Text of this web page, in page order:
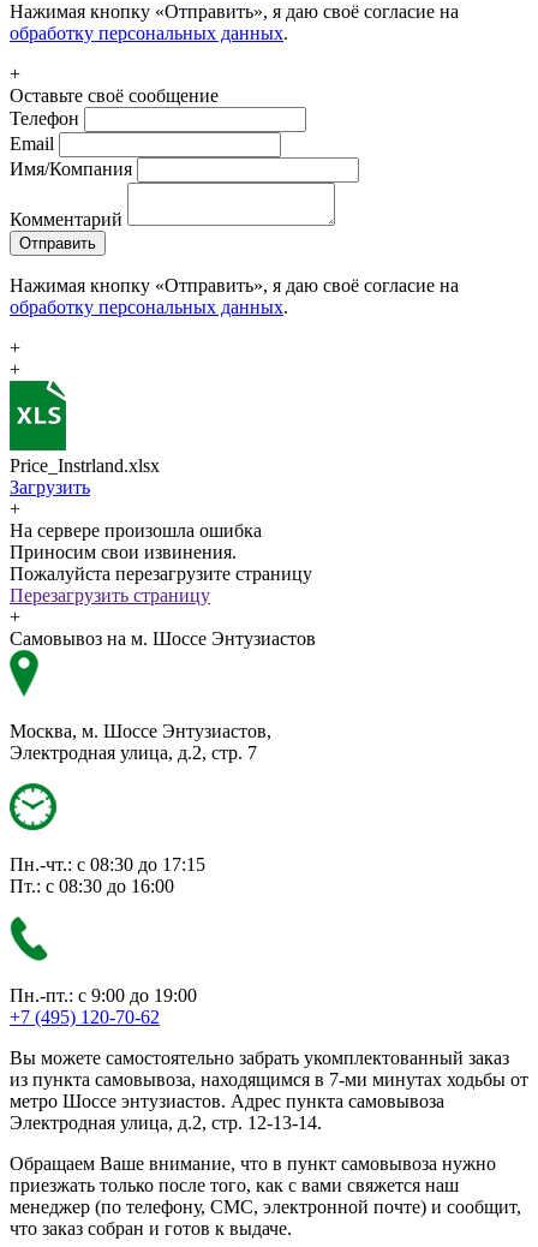
Нажимая кнопку «Отправить», я даю своё согласие на
обработку персональных данных.
+
Оставьте своё сообщение
Телефон
Email
Имя/Компания
Комментарий
Отправить
Нажимая кнопку «Отправить», я даю своё согласие на
обработку персональных данных.
+
+
Price_Instrland.xlsx
Загрузить
+
На сервере произошла ошибка
Приносим свои извинения.
Пожалуйста перезагрузите страницу
Перезагрузить страницу
+
Самовывоз на м. Шоссе Энтузиастов
Москва, м. Шоссе Энтузиастов,
Электродная улица, д.2, стр. 7
Пн.-чт.: с 08:30 до 17:15
Пт.: с 08:30 до 16:00
Пн.-пт.: с 9:00 до 19:00
+7 (495) 120-70-62
Вы можете самостоятельно забрать укомплектованный заказ
из пункта самовывоза, находящимся в 7-ми минутах ходьбы от
метро Шоссе энтузиастов. Адрес пункта самовывоза
Электродная улица, д.2, стр. 12-13-14.
Обращаем Ваше внимание, что в пункт самовывоза нужно
приезжать только после того, как с вами свяжется наш
менеджер (по телефону, СМС, электронной почте) и сообщит,
что заказ собран и готов к выдаче.